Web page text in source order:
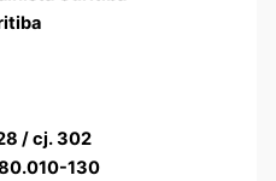
/ cj. 302
130